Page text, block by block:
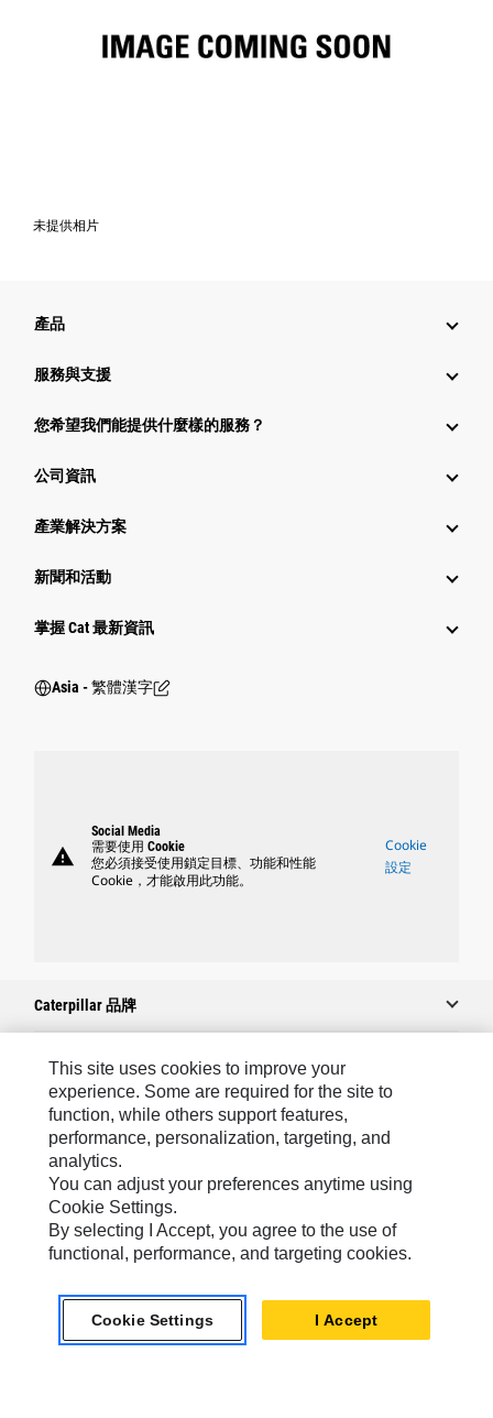
未提供相片
產品
服務與支援
您希望我們能提供什麼樣的服務？
公司資訊
產業解決方案
新聞和活動
掌握 Cat 最新資訊
Asia - 繁體漢字
warning
Social Media
需要使用 Cookie
您必須接受使用鎖定目標、功能和性能
Cookie，才能啟用此功能。
Cookie
設定
Caterpillar 品牌
Caterpillar.com
聯絡 Caterpillar
我的行銷偏好設定
網站地圖
Cookie Settings
關於 Cat
This site uses cookies to improve your
experience. Some are required for the site to
function, while others support features,
performance, personalization, targeting, and
analytics.
You can adjust your preferences anytime using
Cookie Settings.
By selecting I Accept, you agree to the use of
functional, performance, and targeting cookies.
Cookie Settings I Accept